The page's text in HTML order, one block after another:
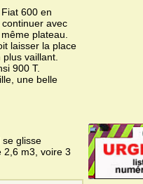
600 en
avec
plateau.
laisser la place
vaillant.
900 T.
une belle
glisse
2,6 m3, voire 3